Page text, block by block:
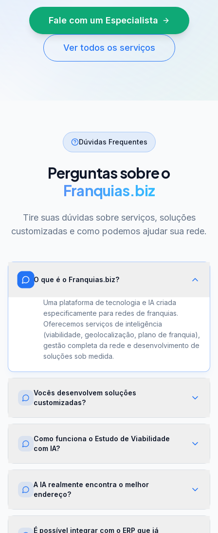
Fale com um Especialista
Ver todos os serviços
Dúvidas Frequentes
Perguntas sobre o
Franquias.biz
Tire suas dúvidas sobre serviços, soluções
customizadas e como podemos ajudar sua rede.
O que é o Franquias.biz?
Uma plataforma de tecnologia e IA criada
especificamente para redes de franquias.
Oferecemos serviços de inteligência
(viabilidade, geolocalização, plano de franquia),
gestão completa da rede e desenvolvimento de
soluções sob medida.
Vocês desenvolvem soluções
customizadas?
Sim. Além dos módulos prontos, criamos
algoritmos proprietários e APIs sob demanda.
sua franqueadora.
Como funciona o Estudo de Viabilidade
com IA?
Nossa IA cruza dados de mercado,
financeiras para gerar um score de viabilidade
por região. Você recebe um relatório completo
com recomendações em minutos.
A IA realmente encontra o melhor
endereço?
Sim. O módulo de Geolocalização cruza fluxo
É possível integrar com o ERP que já